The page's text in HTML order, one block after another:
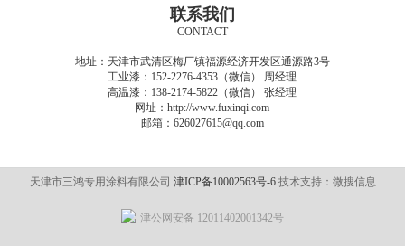
联系我们
CONTACT
地址：天津市武清区梅厂镇福源经济开发区通源路3号
工业漆：152-2276-4353（微信） 周经理
高温漆：138-2174-5822（微信） 张经理
网址：http://www.fuxinqi.com
邮箱：626027615@qq.com
天津市三鸿专用涂料有限公司 津ICP备10002563号-6技术支持：微搜信息
津公网安备 12011402001342号